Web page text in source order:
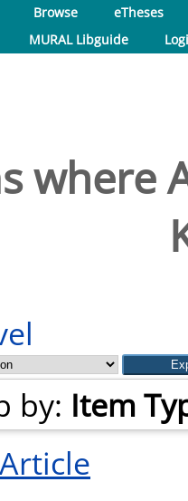
Browse
eTheses
MURAL Libguide
where
by: Item
Article